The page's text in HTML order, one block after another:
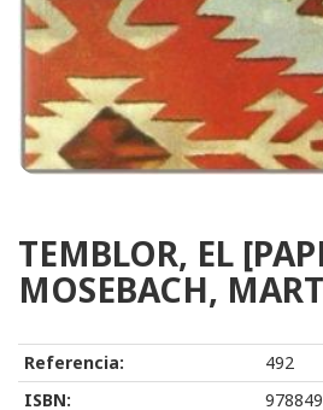
TEMBLOR, EL
MOSEBACH,
Referencia:
492
ISBN: